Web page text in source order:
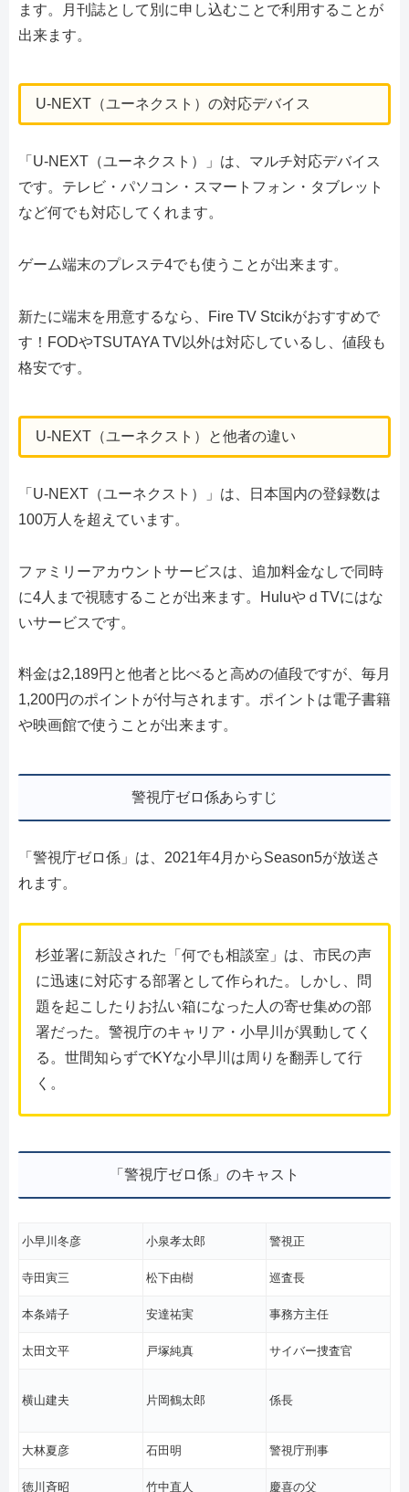
ます。月刊誌として別に申し込むことで利用することが
出来ます。
U-NEXT（ユーネクスト）の対応デバイス
「U-NEXT（ユーネクスト）」は、マルチ対応デバイス
です。テレビ・パソコン・スマートフォン・タブレット
など何でも対応してくれます。
ゲーム端末のプレステ4でも使うことが出来ます。
新たに端末を用意するなら、Fire TV Stcikがおすすめで
す！FODやTSUTAYA TV以外は対応しているし、値段も
格安です。
U-NEXT（ユーネクスト）と他者の違い
「U-NEXT（ユーネクスト）」は、日本国内の登録数は
100万人を超えています。
ファミリーアカウントサービスは、追加料金なしで同時
に4人まで視聴することが出来ます。HuluやｄTVにはな
いサービスです。
料金は2,189円と他者と比べると高めの値段ですが、毎月
1,200円のポイントが付与されます。ポイントは電子書籍
や映画館で使うことが出来ます。
警視庁ゼロ係あらすじ
「警視庁ゼロ係」は、2021年4月からSeason5が放送さ
れます。
杉並署に新設された「何でも相談室」は、市民の声
に迅速に対応する部署として作られた。しかし、問
題を起こしたりお払い箱になった人の寄せ集めの部
署だった。警視庁のキャリア・小早川が異動してく
る。世間知らずでKYな小早川は周りを翻弄して行
く。
「警視庁ゼロ係」のキャスト
小早川冬彦 小泉孝太郎 警視正
寺田寅三 松下由樹 巡査長
本条靖子 安達祐実 事務方主任
太田文平 戸塚純真 サイバー捜査官
横山建夫 片岡鶴太郎 係長
大林夏彦 石田明 警視庁刑事
徳川斉昭 竹中直人 慶喜の父